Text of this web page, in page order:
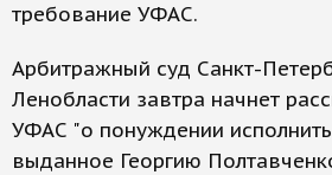
требование УФАС.
Арбитражный суд Санкт-
Ленобласти завтра начнет
УФАС "о понуждении
выданное Георгию